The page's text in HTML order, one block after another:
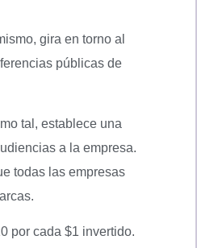
gira en torno al
públicas de
tal, establece una
a la empresa.
todas las empresas
por cada $1 invertido.